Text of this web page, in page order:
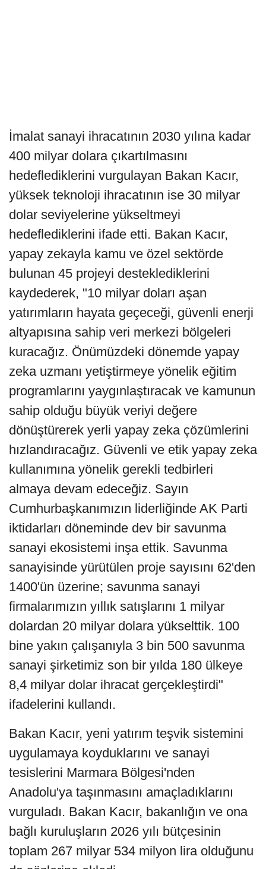
İmalat sanayi ihracatının 2030 yılına kadar
400 milyar dolara çıkartılmasını
hedeflediklerini vurgulayan Bakan Kacır,
yüksek teknoloji ihracatının ise 30 milyar
dolar seviyelerine yükseltmeyi
hedeflediklerini ifade etti. Bakan Kacır,
yapay zekayla kamu ve özel sektörde
bulunan 45 projeyi desteklediklerini
kaydederek, "10 milyar doları aşan
yatırımların hayata geçeceği, güvenli enerji
altyapısına sahip veri merkezi bölgeleri
kuracağız. Önümüzdeki dönemde yapay
zeka uzmanı yetiştirmeye yönelik eğitim
programlarını yaygınlaştıracak ve kamunun
sahip olduğu büyük veriyi değere
dönüştürerek yerli yapay zeka çözümlerini
hızlandıracağız. Güvenli ve etik yapay zeka
kullanımına yönelik gerekli tedbirleri
almaya devam edeceğiz. Sayın
Cumhurbaşkanımızın liderliğinde AK Parti
iktidarları döneminde dev bir savunma
sanayi ekosistemi inşa ettik. Savunma
sanayisinde yürütülen proje sayısını 62'den
1400'ün üzerine; savunma sanayi
firmalarımızın yıllık satışlarını 1 milyar
dolardan 20 milyar dolara yükselttik. 100
bine yakın çalışanıyla 3 bin 500 savunma
sanayi şirketimiz son bir yılda 180 ülkeye
8,4 milyar dolar ihracat gerçekleştirdi"
ifadelerini kullandı.
Bakan Kacır, yeni yatırım teşvik sistemini
uygulamaya koyduklarını ve sanayi
tesislerini Marmara Bölgesi'nden
Anadolu'ya taşınmasını amaçladıklarını
vurguladı. Bakan Kacır, bakanlığın ve ona
bağlı kuruluşların 2026 yılı bütçesinin
toplam 267 milyar 534 milyon lira olduğunu